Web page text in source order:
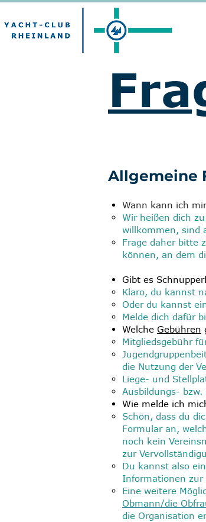
Allgemeine
Wann kann ich
Wir heißen dich
willkommen, sind
Frage daher bitte
können, an dem
Gibt es
Klaro, du kannst
Oder du kannst
Melde dich dafür
Welche Gebühren
Mitgliedsgebühr
die Nutzung der
Liege- und
Ausbildungs-
Wie melde ich
Schön, dass du
Formular an,
noch kein
zur
Du kannst also
Informationen zur
Eine weitere
Obmann/die
die Organisation